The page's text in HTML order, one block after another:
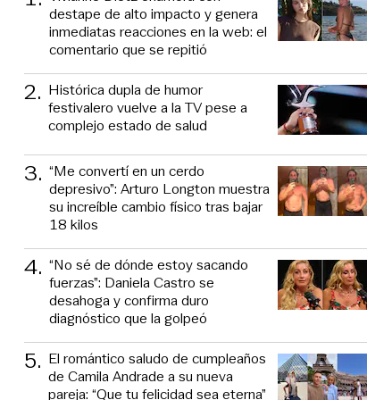
destape de alto impacto y genera
inmediatas reacciones en la web: el
comentario que se repitió
2. Histórica dupla de humor
festivalero vuelve a la TV pese a
complejo estado de salud
3. “Me convertí en un cerdo
depresivo”: Arturo Longton muestra
su increíble cambio físico tras bajar
18 kilos
4. “No sé de dónde estoy sacando
fuerzas”: Daniela Castro se
desahoga y confirma duro
diagnóstico que la golpeó
5. El romántico saludo de cumpleaños
de Camila Andrade a su nueva
pareja: “Que tu felicidad sea eterna”